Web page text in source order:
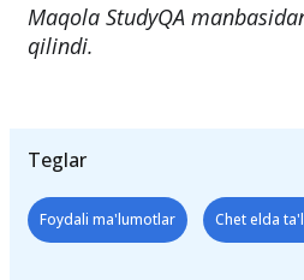
Maqola StudyQA
qilindi.
Teglar
Foydali ma'lumotlar Chet elda